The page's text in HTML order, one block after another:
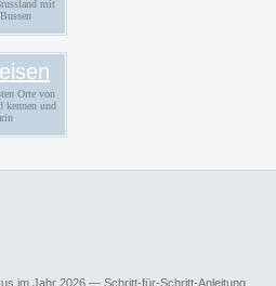
mit
Orte von
kennen und
im Jahr 2026 — Schritt-für-Schritt-Anleitung